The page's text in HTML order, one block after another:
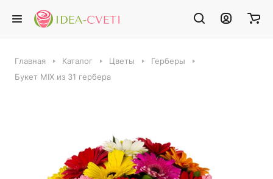
Главная Каталог Цветы
Герберы
Букет MIX из 31 гербера